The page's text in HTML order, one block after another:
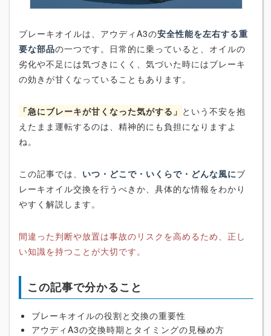
ブレーキオイルは、アウディA3の安全性能を左右する重
要な部品の一つです。日常的に乗っていると、オイルの
劣化や不足には気づきにくく、気づいた時にはブレーキ
の効きが甘くなっていることもあります。
「急にブレーキが甘くなった気がする」 という不安を抱
えたまま運転するのは、精神的にも負担になりますよ
ね。
この記事では、 いつ・どこで・いくらで・どんな風にブ
レーキオイル交換を行うべきか、具体的な情報をわかり
やすく解説します。
間違った判断や放置は事故のリスクを高めるため、正し
い知識を持つことが大切です。
この記事で分かること
ブレーキオイルの役割と交換の重要性
アウディA3の交換時期とタイミングの見極め方